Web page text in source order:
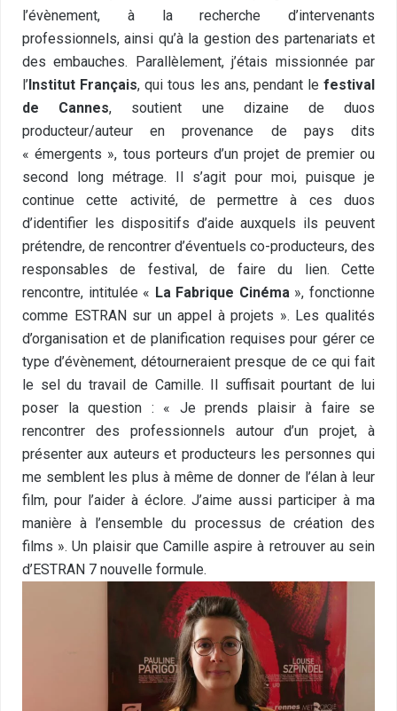
l’évènement, à la recherche d’intervenants
professionnels, ainsi qu’à la gestion des partenariats et
des embauches. Parallèlement, j’étais missionnée par
l’Institut Français, qui tous les ans, pendant le festival
de Cannes, soutient une dizaine de duos
producteur/auteur en provenance de pays dits
« émergents », tous porteurs d’un projet de premier ou
second long métrage. Il s’agit pour moi, puisque je
continue cette activité, de permettre à ces duos
d’identifier les dispositifs d’aide auxquels ils peuvent
prétendre, de rencontrer d’éventuels co-producteurs, des
responsables de festival, de faire du lien. Cette
rencontre, intitulée « La Fabrique Cinéma », fonctionne
comme ESTRAN sur un appel à projets ». Les qualités
d’organisation et de planification requises pour gérer ce
type d’évènement, détourneraient presque de ce qui fait
le sel du travail de Camille. Il suffisait pourtant de lui
poser la question : « Je prends plaisir à faire se
rencontrer des professionnels autour d’un projet, à
présenter aux auteurs et producteurs les personnes qui
me semblent les plus à même de donner de l’élan à leur
film, pour l’aider à éclore. J’aime aussi participer à ma
manière à l’ensemble du processus de création des
films ». Un plaisir que Camille aspire à retrouver au sein
d’ESTRAN 7 nouvelle formule.